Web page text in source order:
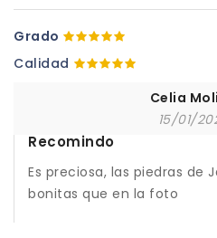
Grado
Calidad
Celia
15/01/
Recomindo
Es preciosa, las piedras de
bonitas que en la foto